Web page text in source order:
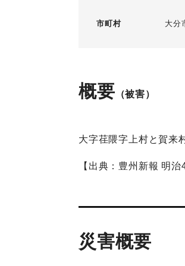
市町村 大分
概要 （被害）
大字荏隈字上村と賀来
【出典：豊州新報 明治
災害概要